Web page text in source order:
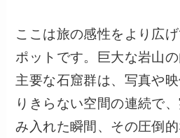
ここは旅の感性をより広
ポットです。巨大な岩山
主要な石窟群は、写真や
りきらない空間の連続で
み入れた瞬間、その圧倒